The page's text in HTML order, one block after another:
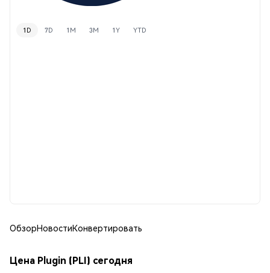
1D 7D 1M 3M 1Y YTD
ОбзорНовостиКонвертировать
Цена Plugin (PLI) сегодня